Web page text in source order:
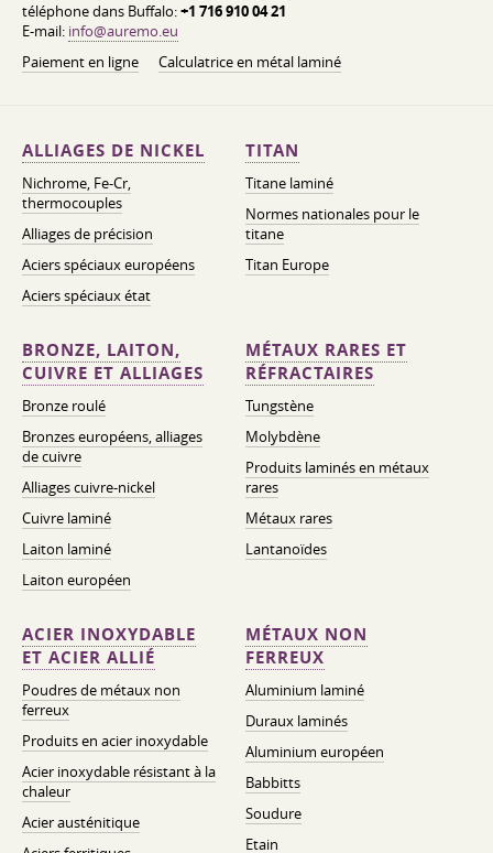
téléphone dans Buffalo:+1 716 910 04 21
E-mail: info@auremo.eu
Paiement en ligne
Calculatrice en métal laminé
ALLIAGES DE NICKEL
Nichrome, Fe-Cr,
thermocouples
Alliages de précision
Aciers spéciaux européens
Aciers spéciaux état
TITAN
Titane laminé
Normes nationales pour le
titane
Titan Europe
BRONZE, LAITON,
CUIVRE ET ALLIAGES
Bronze roulé
Bronzes européens, alliages
de cuivre
Alliages cuivre-nickel
Cuivre laminé
Laiton laminé
Laiton européen
MÉTAUX RARES ET
RÉFRACTAIRES
Tungstène
Molybdène
Produits laminés en métaux
rares
Métaux rares
Lantanoïdes
ACIER INOXYDABLE
ET ACIER ALLIÉ
Poudres de métaux non
ferreux
Produits en acier inoxydable
Acier inoxydable résistant à la
chaleur
Acier austénitique
MÉTAUX NON
FERREUX
Aluminium laminé
Duraux laminés
Aluminium européen
Babbitts
Soudure
Etain